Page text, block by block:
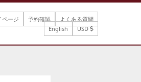
ページ 予約確認
よくある質問
English
USD